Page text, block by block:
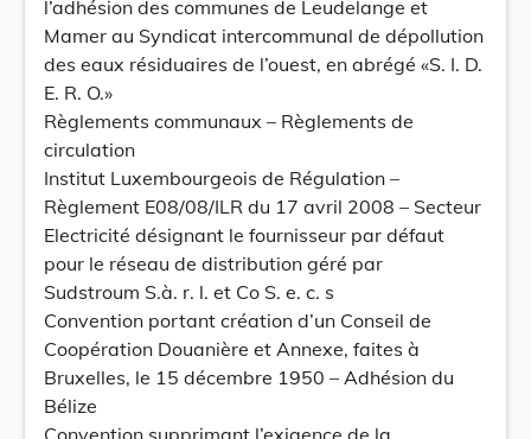
l’adhésion des communes de Leudelange et
Mamer au Syndicat intercommunal de dépollution
des eaux résiduaires de l’ouest, en abrégé «S. I. D.
E. R. O.»
Règlements communaux – Règlements de
circulation
Institut Luxembourgeois de Régulation –
Règlement E08/08/ILR du 17 avril 2008 – Secteur
Electricité désignant le fournisseur par défaut
pour le réseau de distribution géré par
Sudstroum S.à. r. l. et Co S. e. c. s
Convention portant création d’un Conseil de
Coopération Douanière et Annexe, faites à
Bruxelles, le 15 décembre 1950 – Adhésion du
Bélize
Convention supprimant l’exigence de la